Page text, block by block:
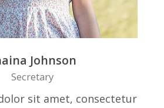
Johnson
Secretary
sit amet, consectetur